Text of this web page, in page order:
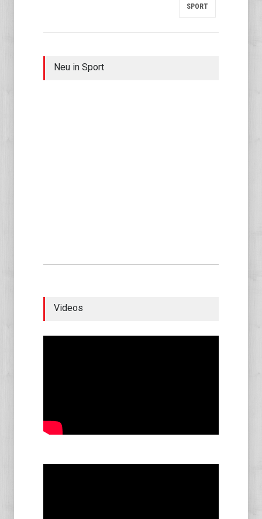
SPORT
Neu in Sport
Videos